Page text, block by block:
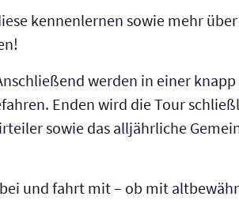
kennenlernen sowie mehr
werden in einer
Enden wird die Tour
sowie das alljährliche
und fahrt mit – ob mit